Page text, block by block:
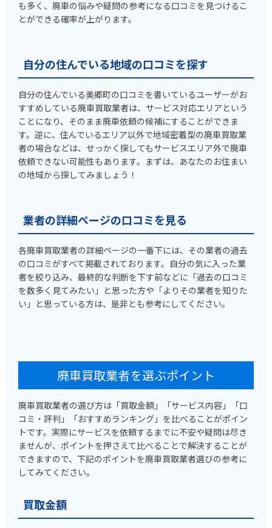
も多く、廃車の悩みや疑問の参考になる口コミを見つけるこ
とができる確率が上がります。
自分の住んでいる地域の口コミを探す
自分の住んでいる美郷町の口コミを書いているユーザーがお
すすめしている廃車買取業者は、サービス対応エリアという
ことになり、そのまま廃車依頼の候補にすることができま
す。逆に、住んでいるエリア以外で地域密着型の廃車買取業
者の場合などは、せっかく探してもサービスエリア外で廃車
依頼できない可能性もあります。まずは、あなたのお住まい
の地域から探してみましょう！
業者の詳細ページの口コミを見る
各廃車買取業者の詳細ページの一番下には、その業者の過去
の口コミがすべて掲載されております。自分の気に入った業
者を絞り込み、最終的な判断を下す前などに「過去の口コミ
を数多く見てみたい」と思った方や「よりその業者を知りた
い」と思っている方は、是非とも参考にしてください。
廃車買取業者を選ぶポイント
廃車買取業者の選び方は「買取金額」「サービス内容」「口
コミ・評判」「おすすめランキング」を比べることがポイン
トです。実際にサービスを依頼するまでに不安や疑問は尽き
ませんが、ポイントを押さえて比べることで解決することが
できますので、下記のポイントを廃車買取業者選びの参考に
してみてください。
買取金額